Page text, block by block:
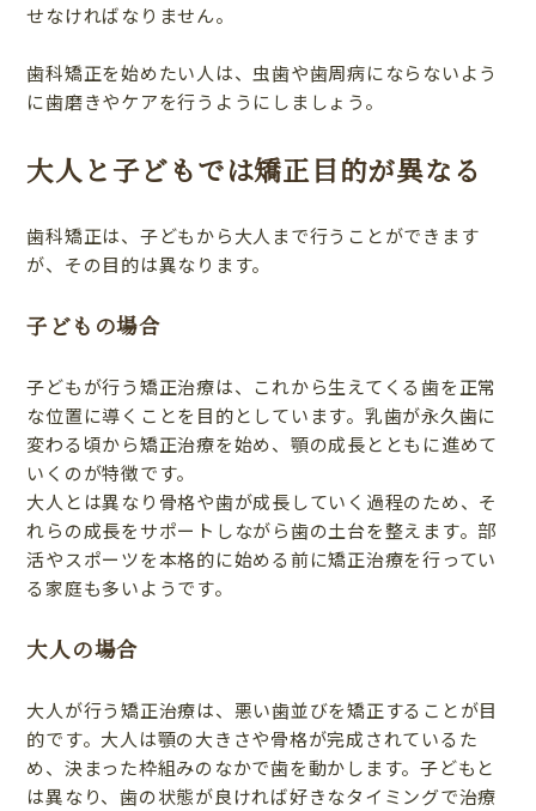
せなければなりません。
歯科矯正を始めたい人は、虫歯や歯周病にならないよう
に歯磨きやケアを行うようにしましょう。
大人と子どもでは矯正目的が異なる
歯科矯正は、子どもから大人まで行うことができます
が、その目的は異なります。
子どもの場合
子どもが行う矯正治療は、これから生えてくる歯を正常
な位置に導くことを目的としています。乳歯が永久歯に
変わる頃から矯正治療を始め、顎の成長とともに進めて
いくのが特徴です。
大人とは異なり骨格や歯が成長していく過程のため、そ
れらの成長をサポートしながら歯の土台を整えます。部
活やスポーツを本格的に始める前に矯正治療を行ってい
る家庭も多いようです。
大人の場合
大人が行う矯正治療は、悪い歯並びを矯正することが目
的です。大人は顎の大きさや骨格が完成されているた
め、決まった枠組みのなかで歯を動かします。子どもと
は異なり、歯の状態が良ければ好きなタイミングで治療